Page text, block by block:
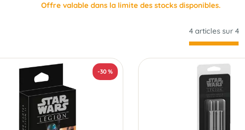
Offre valable dans la limite des stocks disponibles.
4 articles sur 4
-30 %